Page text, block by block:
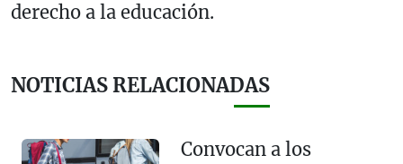
derecho a la educación.
NOTICIAS RELACIONADAS
Convocan a los